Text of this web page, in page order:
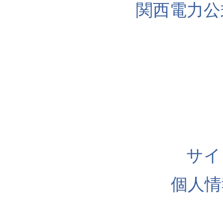
関西電力
サ
個人